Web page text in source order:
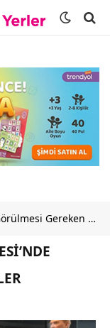
Gereken Yerler